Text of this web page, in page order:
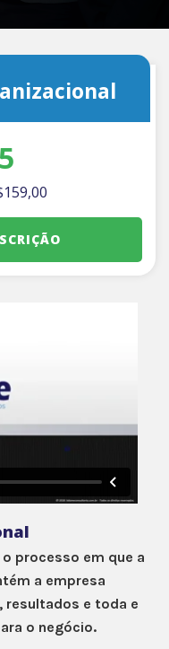
processo em que a
a empresa
resultados e toda e
o negócio.
159,00